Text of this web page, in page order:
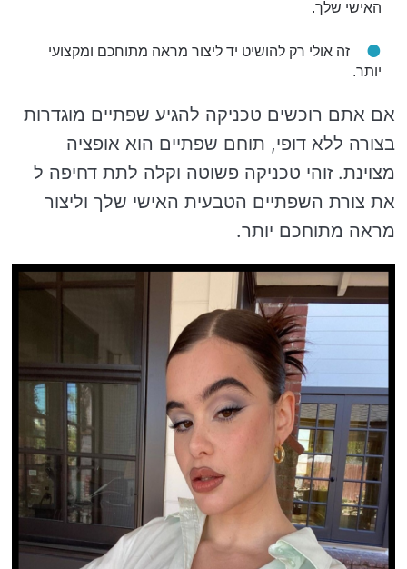
האישי שלך.
זה אולי רק להושיט יד ליצור מראה מתוחכם ומקצועי
יותר.
אם אתם רוכשים טכניקה להגיע שפתיים מוגדרות
בצורה ללא דופי, תוחם שפתיים הוא אופציה
מצוינת. זוהי טכניקה פשוטה וקלה לתת דחיפה ל
את צורת השפתיים הטבעית האישי שלך וליצור
מראה מתוחכם יותר.